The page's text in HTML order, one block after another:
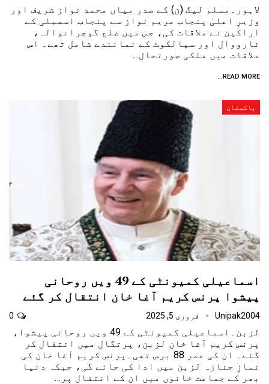
لاہور۔مسلم لیگ (ن) کے صدر میاں محمد نواز شریف اور
وزیرِ اعلیٰ پنجاب مریم نواز سے پنجاب اسمبلی کے
اراکین نے ملاقات کی، جس میں ضلع گوجرانوالہ،
نارووال اور سیالکوٹ کے نمائندے شامل تھے۔ اس
ملاقات میں ملکی صورتحال…
READ MORE...
پاکستان
اسماعیلی کمیونٹی کے 49 ویں روحانی
پیشوا پرنس کریم آغا خان انتقال کر گئے
Unipak2004 فروری 5, 2025
لزبن۔اسماعیلی کمیونٹی کے 49 ویں روحانی پیشوا،
پرنس کریم آغا خان لزبن، پرتگال میں انتقال کر
گئے۔ ان کی عمر 88 برس تھی۔پرنس کریم آغا خان کی
نمازِ جنازہ لزبن میں ادا کی جائے گی، جبکہ دنیا
بھر کے جماعت خانوں میں ان کے انتقال پر…